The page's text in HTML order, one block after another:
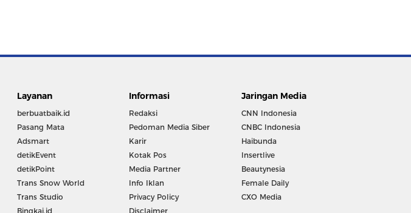
Layanan
berbuatbaik.id
Pasang Mata
Adsmart
detikEvent
detikPoint
Trans Snow World
Trans Studio
Bingkai.id
Informasi
Redaksi
Pedoman Media Siber
Karir
Kotak Pos
Media Partner
Info Iklan
Privacy Policy
Disclaimer
Jaringan Media
CNN Indonesia
CNBC Indonesia
Haibunda
Insertlive
Beautynesia
Female Daily
CXO Media